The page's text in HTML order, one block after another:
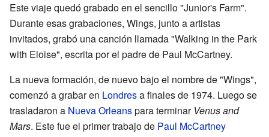
Este viaje quedó grabado en el sencillo "Junior's Farm".
Durante esas grabaciones, Wings, junto a artistas
invitados, grabó una canción llamada "Walking in the Park
with Eloise", escrita por el padre de Paul McCartney.
La nueva formación, de nuevo bajo el nombre de "Wings",
comenzó a grabar en Londresa finales de 1974. Luego se
trasladaron a Nueva Orleanspara terminar Venus and
Mars. Este fue el primer trabajo de Paul McCartney